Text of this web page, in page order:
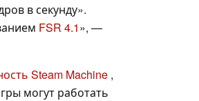
в секунду».
FSR 4.1», —
Steam Machine ,
могут работать